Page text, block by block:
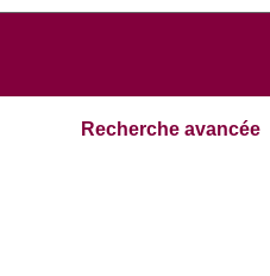
Recherche avancée